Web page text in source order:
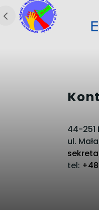
44-251
ul.
tel: